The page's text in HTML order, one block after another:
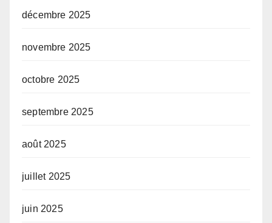
décembre 2025
novembre 2025
octobre 2025
septembre 2025
août 2025
juillet 2025
juin 2025